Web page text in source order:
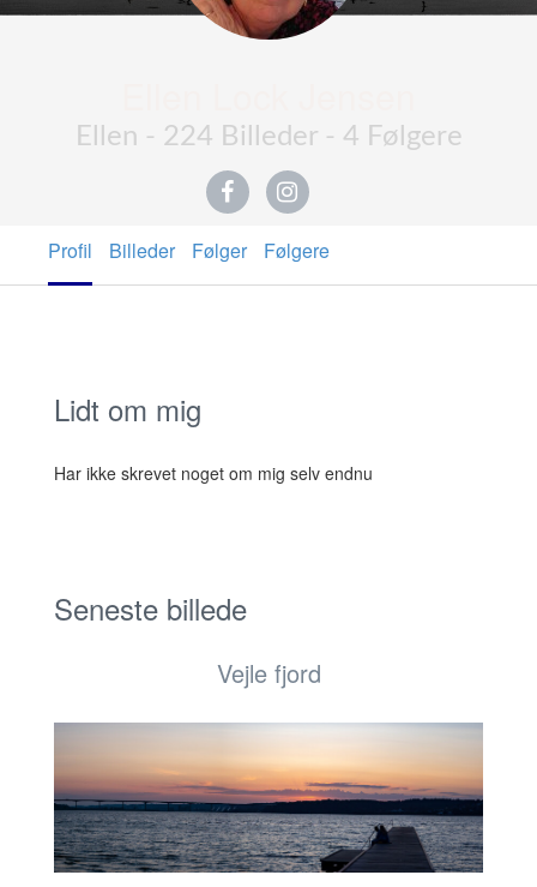
Ellen - 224 Billeder - 4 Følgere
Profil Billeder Følger Følgere
Lidt om mig
Har ikke skrevet noget om mig selv endnu
Seneste billede
Vejle fjord